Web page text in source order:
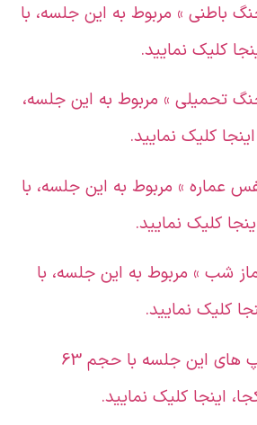
باطنی » مربوط به این جلسه، با
تحمیلی » مربوط به این جلسه،
عماره » مربوط به این جلسه، با
شب » مربوط به این جلسه، با
برای دانلود تمام کلیپ های این جلسه با حجم 63
اینجا کلیک نمایید.